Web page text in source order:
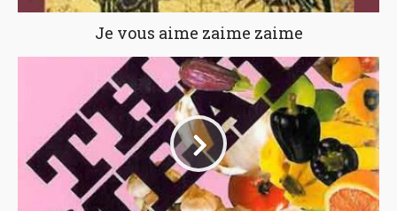
Je vous aime zaime zaime